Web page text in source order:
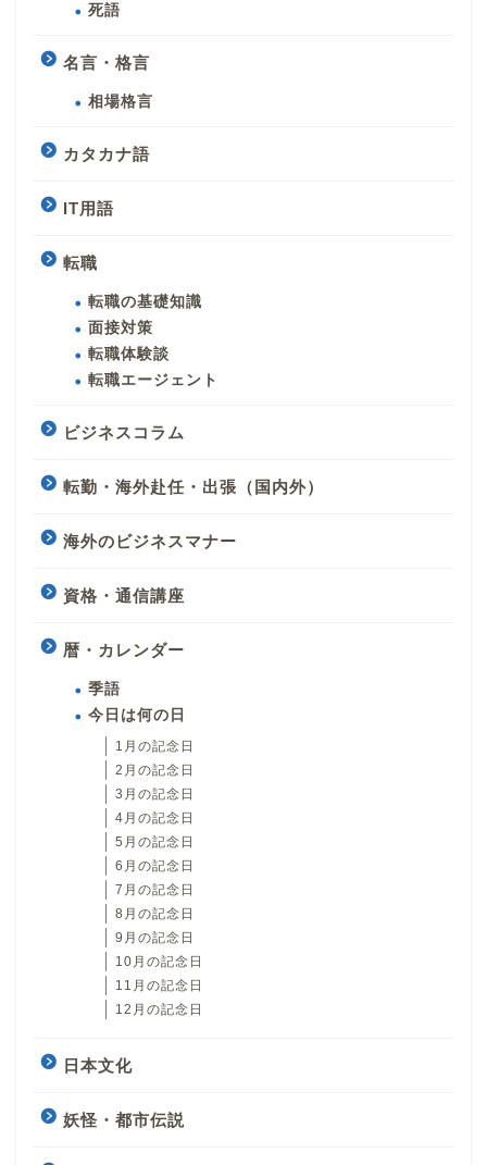
死語
名言・格言
相場格言
カタカナ語
IT用語
転職
転職の基礎知識
面接対策
転職体験談
転職エージェント
ビジネスコラム
転勤・海外赴任・出張（国内外）
海外のビジネスマナー
資格・通信講座
暦・カレンダー
季語
今日は何の日
1月の記念日
2月の記念日
3月の記念日
4月の記念日
5月の記念日
6月の記念日
7月の記念日
8月の記念日
9月の記念日
10月の記念日
11月の記念日
12月の記念日
日本文化
妖怪・都市伝説